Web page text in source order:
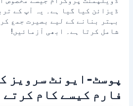
ڈیزائن کیا گیا ہے۔ یہ آپ کے
بہتر بنانے کے لیے بصیرت جمع
شامل کرتا ہے۔ ابھی آزمائیں!
فارم کیسے کام کرتے